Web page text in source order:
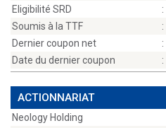
Eligibilité SRD
:
Soumis à la TTF
:
Dernier coupon net
:
Date du dernier coupon
:
ACTIONNARIAT
Neology Holding